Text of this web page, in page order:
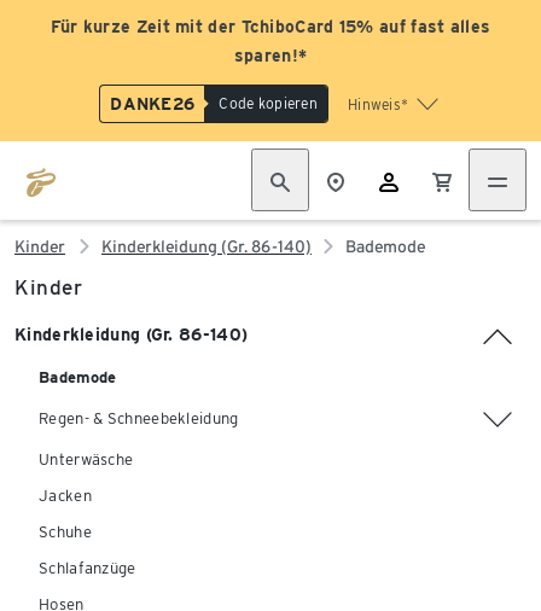
Für kurze Zeit mit der TchiboCard 15% auf fast alles
sparen!*
DANKE26 Code kopieren Hinweis*
Kinder Kinderkleidung (Gr. 86-140) Bademode
Kinder
Kinderkleidung (Gr. 86-140)
Bademode
Regen- & Schneebekleidung
Unterwäsche
Jacken
Schuhe
Schlafanzüge
Hosen